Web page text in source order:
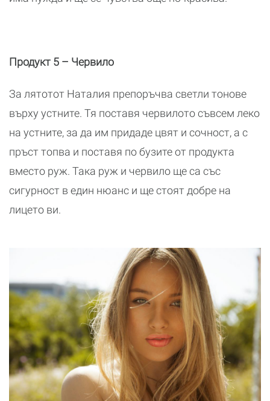
Продукт 5 – Червило
За лятотот Наталия препоръчва светли тонове
върху устните. Тя поставя червилото съвсем леко
на устните, за да им придаде цвят и сочност, а с
пръст топва и поставя по бузите от продукта
вместо руж. Така руж и червило ще са със
сигурност в един нюанс и ще стоят добре на
лицето ви.